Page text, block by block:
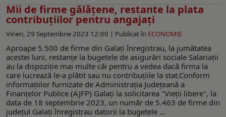
Mii de firme gălățene, restante la plata
contribuțiilor pentru angajați
Vineri, 29 Septembrie 2023 12:00 | Publicat în ECONOMIE
Aproape 5.500 de firme din Galați înregistrau, la jumătatea
acestei luni, restanțe la bugetele de asigurări sociale Salariații
au la dispoziție mai multe căi pentru a vedea dacă firma la
care lucrează le-a plătit sau nu contribuțiile la stat.Conform
informațiilor furnizate de Administrația Județeană a
Finanțelor Publice (AJFP) Galați la solicitarea "Vieții libere", la
data de 18 septembrie 2023, un număr de 5.463 de firme din
județul Galați înregistrau datorii la bugetele ...